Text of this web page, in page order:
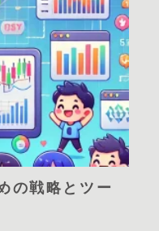
の戦略とツー